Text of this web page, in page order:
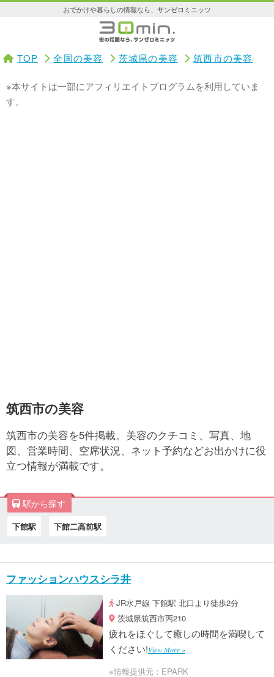
おでかけや暮らしの情報なら、サンゼロミニッツ
TOP 全国の美容 茨城県の美容 筑西市の美容
※本サイトは一部にアフィリエイトプログラムを利用していま
す。
筑西市の美容
筑西市の美容を5件掲載。美容のクチコミ、写真、地
図、営業時間、空席状況、ネット予約などお出かけに役
立つ情報が満載です。
駅から探す
下館駅 下館二高前駅
ファッションハウスシラ井​
JR水戸線 下館駅 北口より徒歩2分
茨城県筑西市丙210
疲れをほぐして癒しの時間を満喫して
ください!View More »
※情報提供元：EPARK